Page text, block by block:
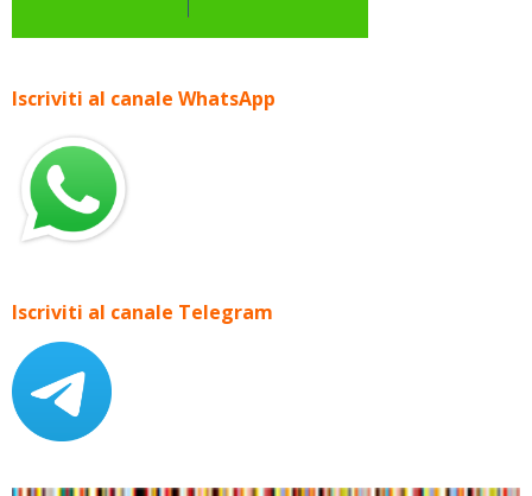
Iscriviti al canale WhatsApp
Iscriviti al canale Telegram